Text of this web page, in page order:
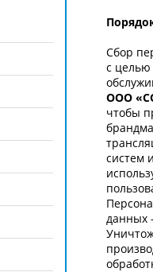
Сбор
с целью
ООО
чтобы
систем
данных